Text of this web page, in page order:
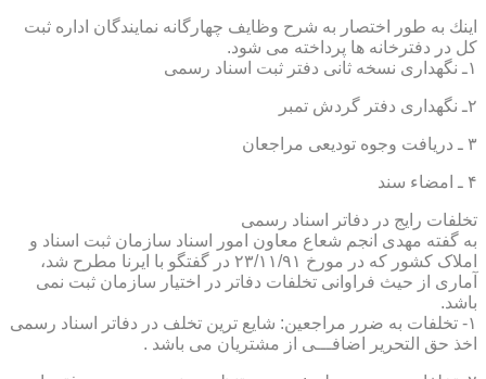
اینك به طور اختصار به شرح وظایف چهارگانه نمایندگان اداره ثبت
كل در دفترخانه ها پرداخته می شود.
۱ـ نگهداری نسخه ثانی دفتر ثبت اسناد رسمی
۲ـ نگهداری دفتر گردش تمبر
۳ ـ دریافت وجوه تودیعی مراجعان
۴ ـ امضاء سند
تخلفات رایج در دفاتر اسناد رسمی
به گفته مهدی انجم شعاع معاون امور اسناد سازمان ثبت اسناد و
املاک کشور که در مورخ ۲۳/۱۱/۹۱ در گفتگو با ایرنا مطرح شد،
آماری از حیث فراوانی تخلفات دفاتر در اختیار سازمان ثبت نمی
باشد.
۱- تخلفات به ضرر مراجعین: شایع ترین تخلف در دفاتر اسناد رسمی
اخذ حق التحریر اضافـــی از مشتریان می باشد .